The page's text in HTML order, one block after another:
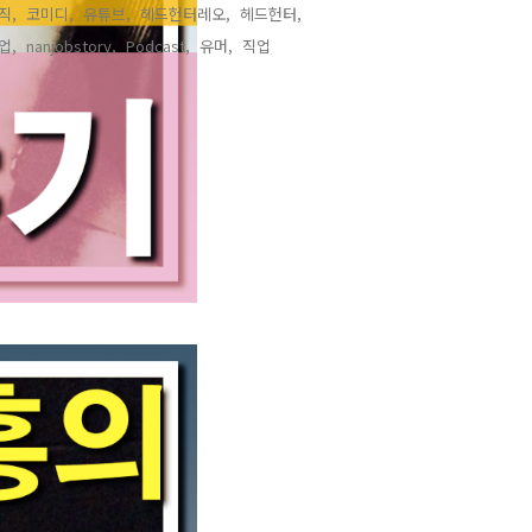
, 코미디, 유튜브, 헤드헌터레오, 헤드헌터,
, nanjobstory, Podcast, 유머, 직업,